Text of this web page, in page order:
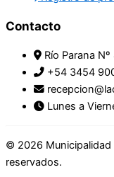
Contacto
Río Parana
+54 3454
Lunes a
© 2026 Municipalidad
reservados.